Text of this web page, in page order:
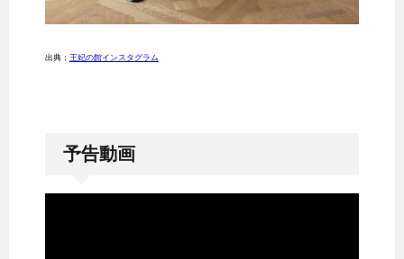
出典： 王妃の館インスタグラム
予告動画